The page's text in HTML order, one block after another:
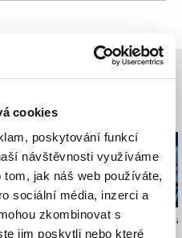
cookies
poskytování funkcí
návštěvnosti využíváme
jak náš web používáte,
sociální média, inzerci a
zkombinovat s
jim poskytli nebo které
ven
Veronika Lišková
Návštěvníci